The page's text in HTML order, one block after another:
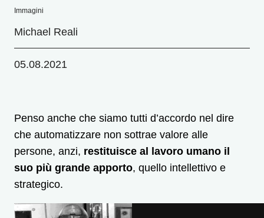
Immagini
Michael Reali
05.08.2021
Penso anche che siamo tutti d’accordo nel dire
che automatizzare non sottrae valore alle
persone, anzi, restituisce al lavoro umano il
suo più grande apporto, quello intellettivo e
strategico.